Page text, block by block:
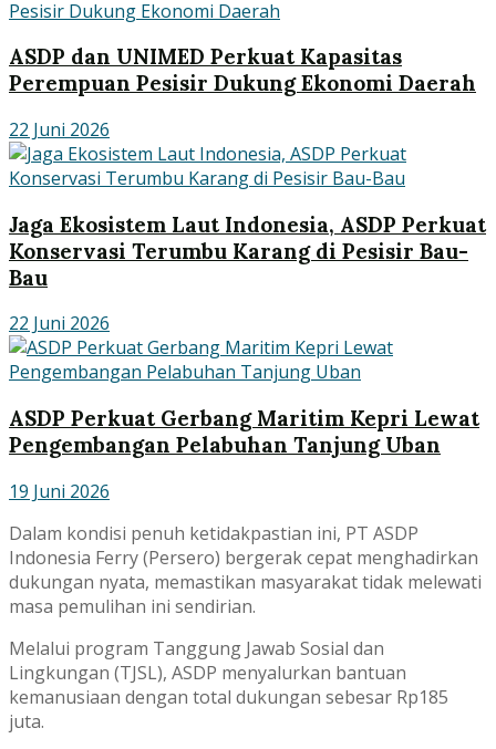
ASDP dan UNIMED Perkuat Kapasitas
Perempuan Pesisir Dukung Ekonomi Daerah
22 Juni 2026
Jaga Ekosistem Laut Indonesia, ASDP Perkuat
Konservasi Terumbu Karang di Pesisir Bau-
Bau
22 Juni 2026
ASDP Perkuat Gerbang Maritim Kepri Lewat
Pengembangan Pelabuhan Tanjung Uban
19 Juni 2026
Dalam kondisi penuh ketidakpastian ini, PT ASDP
Indonesia Ferry (Persero) bergerak cepat menghadirkan
dukungan nyata, memastikan masyarakat tidak melewati
masa pemulihan ini sendirian.
Melalui program Tanggung Jawab Sosial dan
Lingkungan (TJSL), ASDP menyalurkan bantuan
kemanusiaan dengan total dukungan sebesar Rp185
juta.